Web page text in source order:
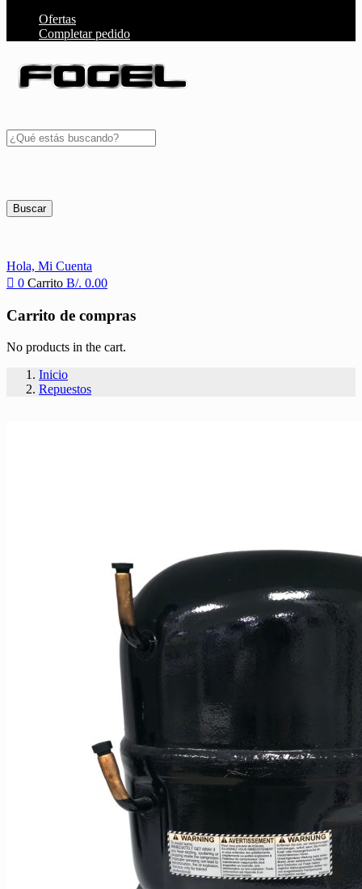
Ofertas
Completar pedido
Buscar
Hola, Mi Cuenta
0 Carrito B/. 0.00
Carrito de compras
No products in the cart.
Inicio
Repuestos